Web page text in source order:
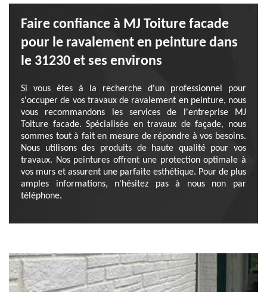
Faire confiance à MJ Toiture facade
pour le ravalement en peinture dans
le 31230 et ses environs
Si vous êtes à la recherche d'un professionnel pour
s'occuper de vos travaux de ravalement en peinture, nous
vous recommandons les services de l'entreprise MJ
Toiture facade. Spécialisée en travaux de façade, nous
sommes tout à fait en mesure de répondre à vos besoins.
Nous utilisons des produits de haute qualité pour vos
travaux. Nos peintures offrent une protection optimale à
vos murs et assurent une parfaite esthétique. Pour de plus
amples informations, n'hésitez pas à nous non par
téléphone.